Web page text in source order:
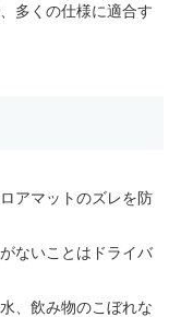
多くの仕様に適合す
アマットのズレを防
ないことはドライバ
、飲み物のこぼれな